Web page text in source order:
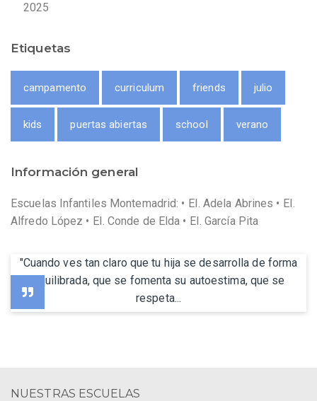
2025
Etiquetas
campamento curriculum friends julio
kids puertas abiertas school verano
Información general
Escuelas Infantiles Montemadrid: • EI. Adela Abrines • EI.
Alfredo López • EI. Conde de Elda • EI. García Pita
"Cuando ves tan claro que tu hija se desarrolla de forma
equilibrada, que se fomenta su autoestima, que se
respeta...
NUESTRAS ESCUELAS